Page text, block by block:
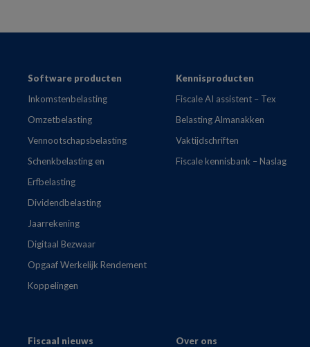
FooterSoftware producten
Inkomstenbelasting
Omzetbelasting
Vennootschapsbelasting
Schenkbelasting en
Erfbelasting
Dividendbelasting
Jaarrekening
Digitaal Bezwaar
Opgaaf Werkelijk Rendement
Koppelingen
Kennisproducten
Fiscale AI assistent – Tex
Belasting Almanakken
Vaktijdschriften
Fiscale kennisbank – Naslag
Fiscaal nieuws
Over ons